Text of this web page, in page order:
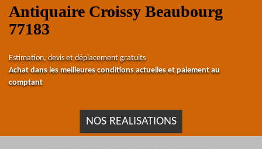
Antiquaire Croissy Beaubourg
77183
Estimation, devis et déplacement gratuits
Achat dans les meilleures conditions actuelles et paiement au
comptant
NOS REALISATIONS